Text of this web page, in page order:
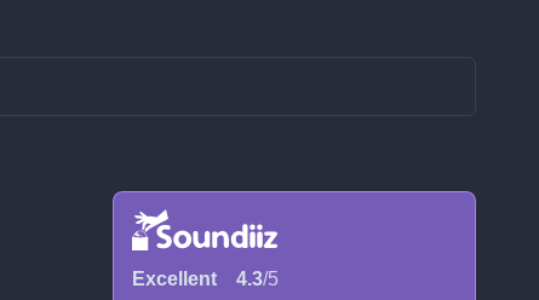
Excellent 4.3/5